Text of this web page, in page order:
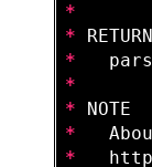
*
*
*
*
*
*
*